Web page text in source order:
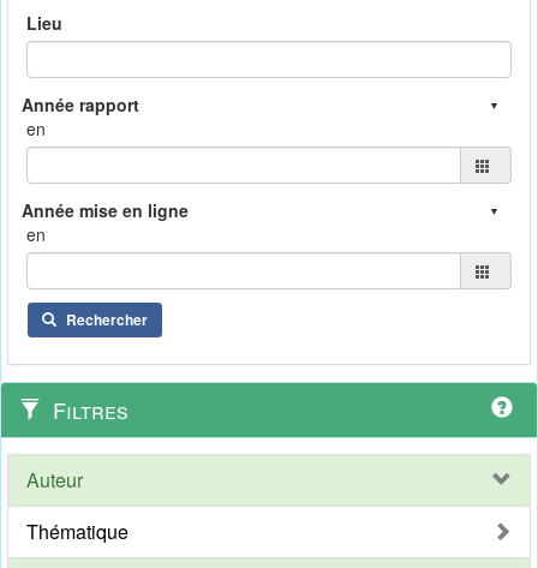
Lieu
en
en
Rechercher
Filtres
Auteur
Thématique